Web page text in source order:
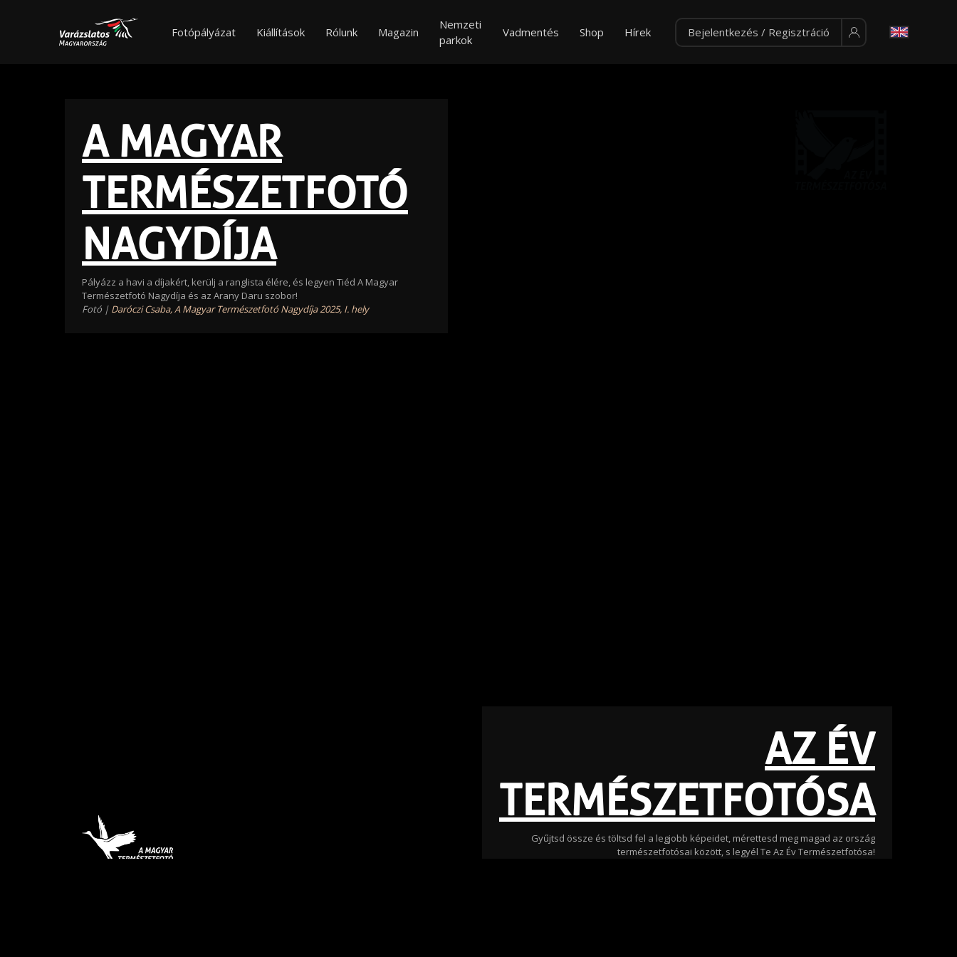
Fotópályázat Kiállítások Rólunk Magazin
Nemzeti
parkok
Vadmentés Shop Hírek Bejelentkezés / Regisztráció
A MAGYAR
TERMÉSZETFOTÓ
NAGYDÍJA
Pályázz a havi a díjakért, kerülj a ranglista élére, és legyen Tiéd A Magyar
Természetfotó Nagydíja és az Arany Daru szobor!
Fotó | Daróczi Csaba, A Magyar Természetfotó Nagydíja 2025, I. hely
AZ ÉV
TERMÉSZETFOTÓSA
Gyűjtsd össze és töltsd fel a legjobb képeidet, mérettesd meg magad az ország
természetfotósai között, s legyél Te Az Év Természetfotósa!